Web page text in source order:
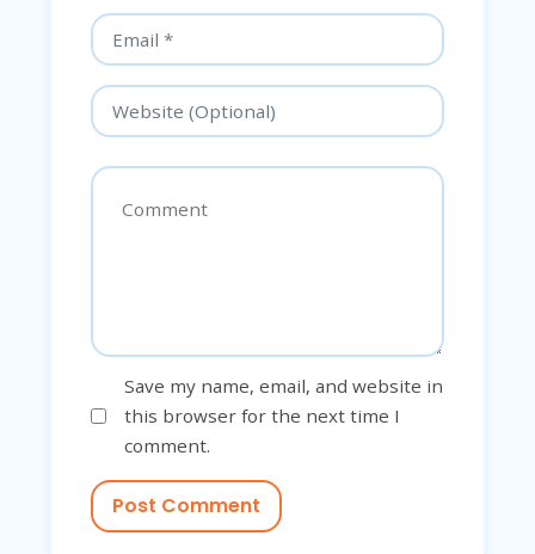
Save my name, email, and website in
this browser for the next time I
comment.
Post Comment